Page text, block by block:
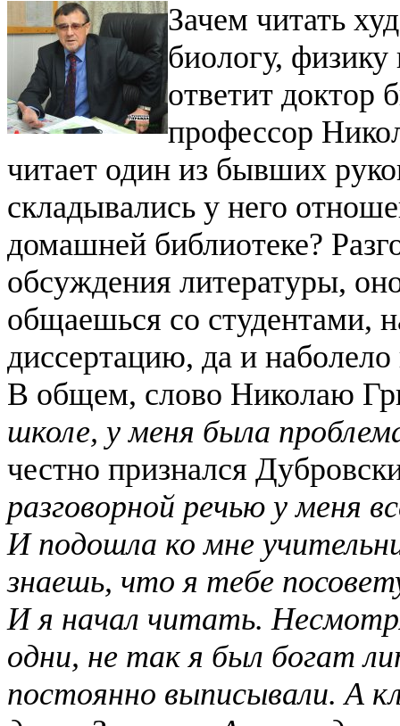
Зачем читать
биологу,
ответит доктор
профессор
читает один из бывших
складывались у него
домашней библиотеке?
обсуждения литературы,
общаешься со студентами,
диссертацию, да и
В общем, слово Николаю
школе, у меня была
честно признался
разговорной речью у меня
И подошла ко мне
знаешь, что я тебе
И я начал читать.
одни, не так я был богат
постоянно выписывали. А